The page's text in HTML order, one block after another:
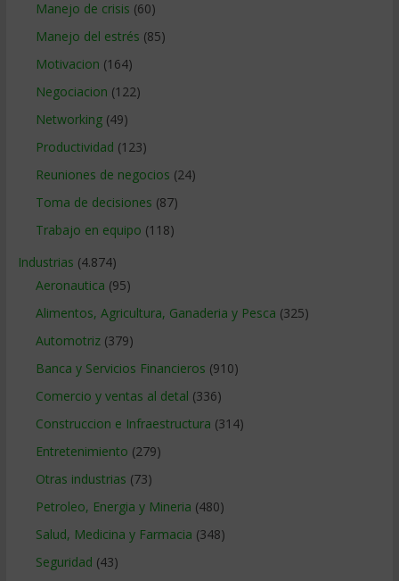
Manejo de crisis (60)
Manejo del estrés (85)
Motivacion (164)
Negociacion (122)
Networking(49)
Productividad (123)
Reuniones de negocios (24)
Toma de decisiones (87)
Trabajo en equipo (118)
Industrias (4.874)
Aeronautica (95)
Alimentos, Agricultura, Ganaderia y Pesca (325)
Automotriz(379)
Banca y Servicios Financieros (910)
Comercio y ventas al detal (336)
Construccion e Infraestructura (314)
Entretenimiento (279)
Otras industrias (73)
Petroleo, Energia y Mineria (480)
Salud, Medicina y Farmacia (348)
Seguridad (43)